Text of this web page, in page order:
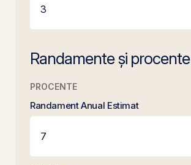
Randamente și procente
PROCENTE
Randament Anual Estimat